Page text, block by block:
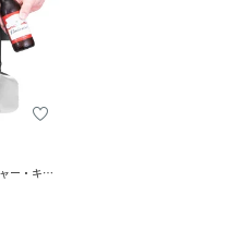
アウトドア・レジャー・キャンプ用品